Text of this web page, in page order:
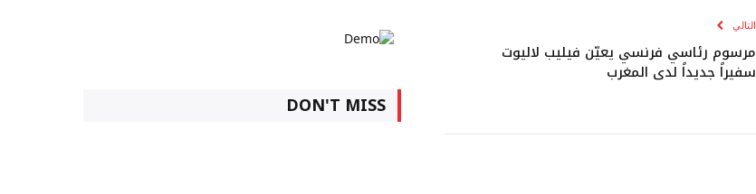
التالي
مرسوم رئاسي فرنسي يعيّن فيليب لاليوت
سفيراً جديداً لدى المغرب
DON'T MISS